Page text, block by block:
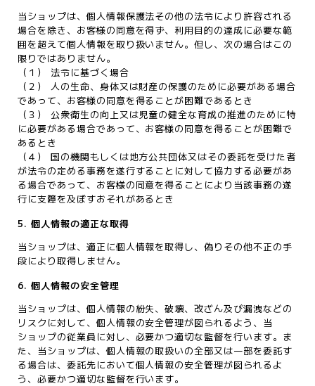
当ショップは、個人情報保護法その他の法令により許容される
場合を除き、お客様の同意を得ず、利用目的の達成に必要な範
囲を超えて個人情報を取り扱いません。但し、次の場合はこの
限りではありません。
（１） 法令に基づく場合
（２） 人の生命、身体又は財産の保護のために必要がある場合
であって、お客様の同意を得ることが困難であるとき
（３） 公衆衛生の向上又は児童の健全な育成の推進のために特
に必要がある場合であって、お客様の同意を得ることが困難で
あるとき
（４） 国の機関もしくは地方公共団体又はその委託を受けた者
が法令の定める事務を遂行することに対して協力する必要があ
る場合であって、お客様の同意を得ることにより当該事務の遂
行に支障を及ぼすおそれがあるとき
5. 個人情報の適正な取得
当ショップは、適正に個人情報を取得し、偽りその他不正の手
段により取得しません。
6. 個人情報の安全管理
当ショップは、個人情報の紛失、破壊、改ざん及び漏洩などの
リスクに対して、個人情報の安全管理が図られるよう、当
ショップの従業員に対し、必要かつ適切な監督を行います。ま
た、当ショップは、個人情報の取扱いの全部又は一部を委託す
る場合は、委託先において個人情報の安全管理が図られるよ
う、必要かつ適切な監督を行います。